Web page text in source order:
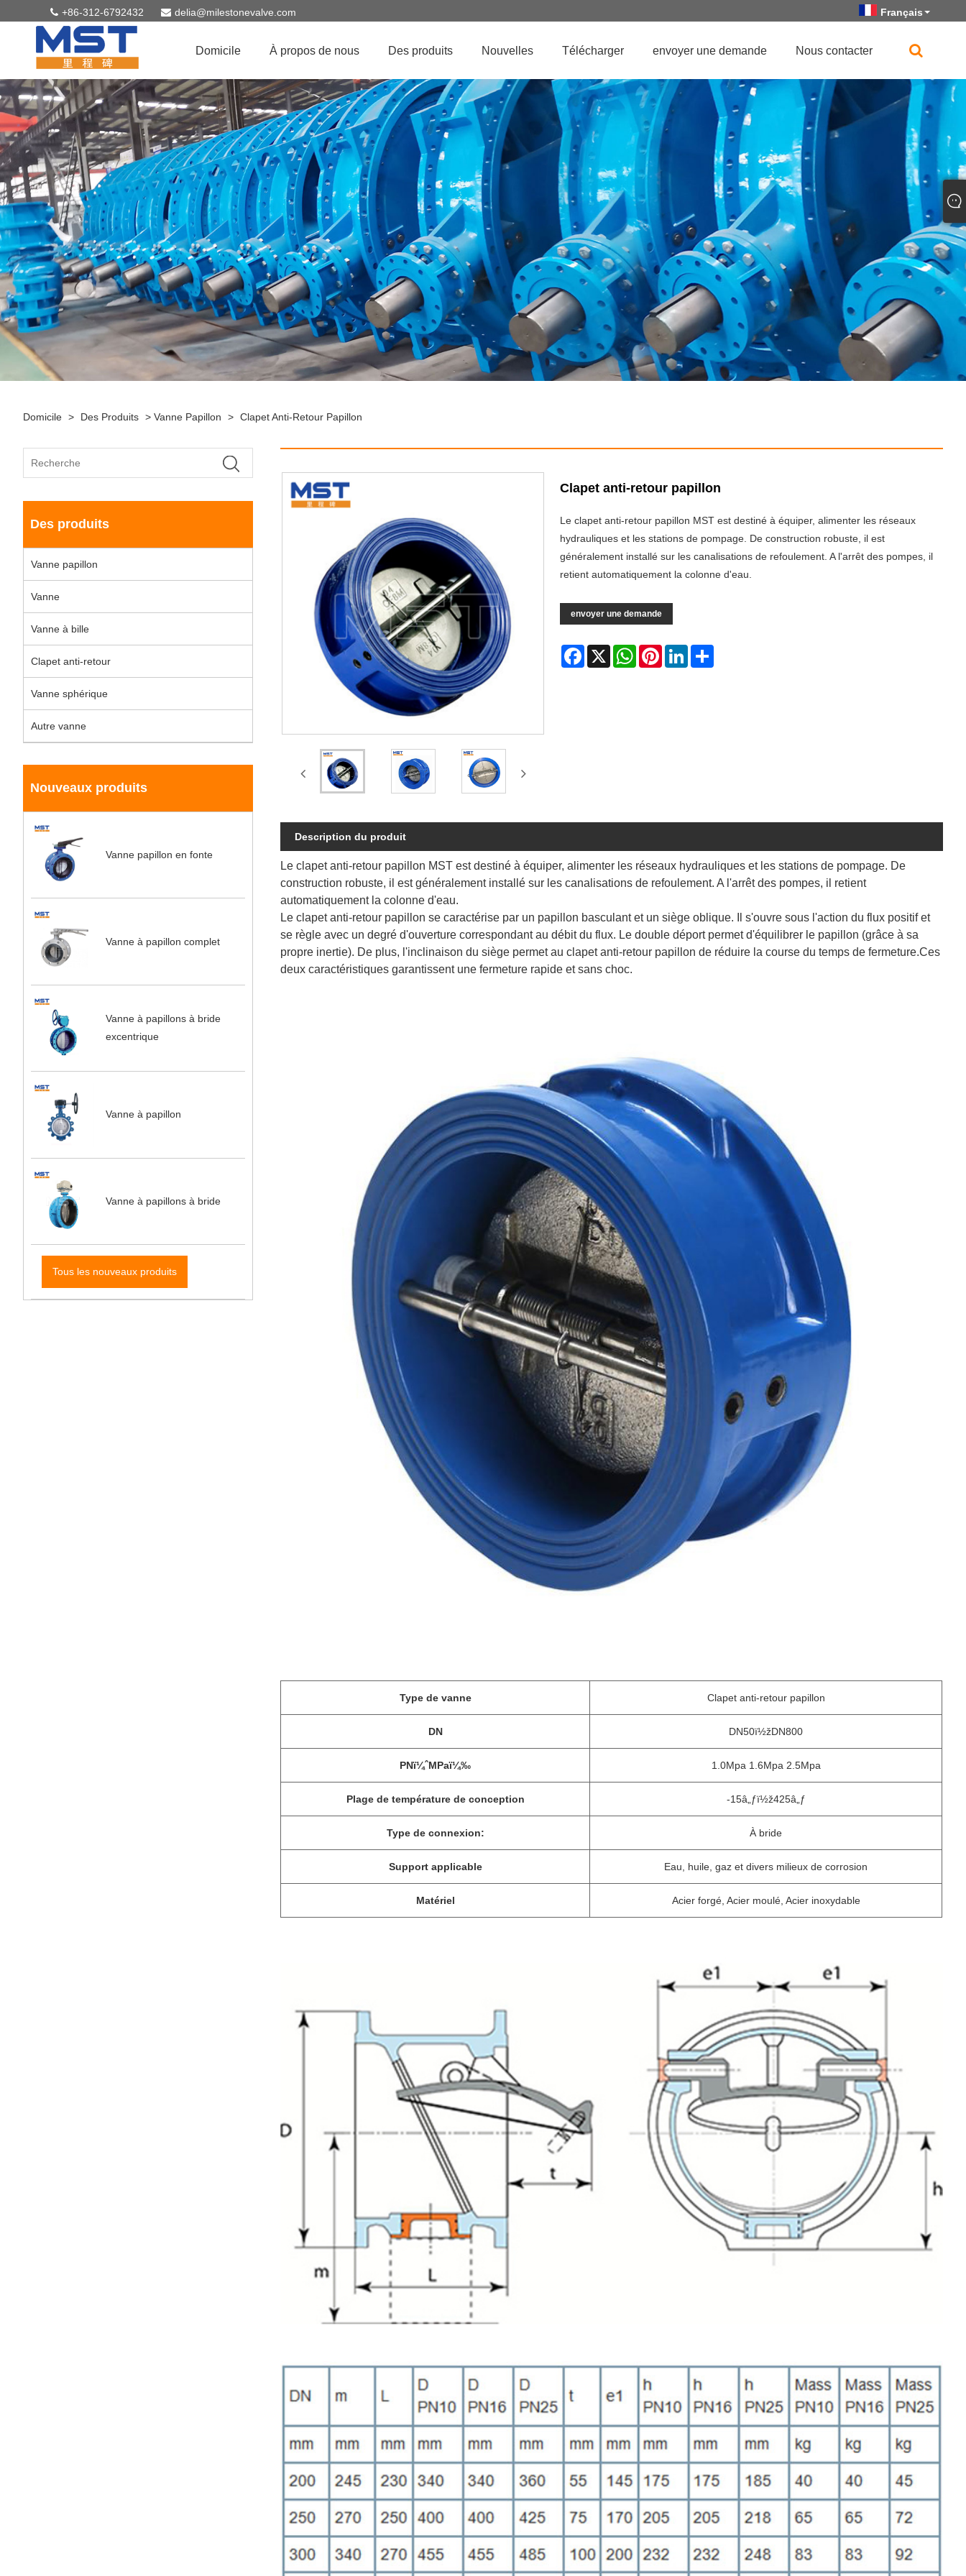
+86-312-6792432 delia@milestonevalve.com Français
Domicile À propos de nous Des produits Nouvelles Télécharger envoyer une demande Nous contacter
Domicile > Des Produits > Vanne Papillon > Clapet Anti-Retour Papillon
Des produits
Vanne papillon
Vanne
Vanne à bille
Clapet anti-retour
Vanne sphérique
Autre vanne
Nouveaux produits
Vanne papillon en fonte
Vanne à papillon complet
Vanne à papillons à bride
excentrique
Vanne à papillon
Vanne à papillons à bride
Tous les nouveaux produits
Clapet anti-retour papillon
Le clapet anti-retour papillon MST est destiné à équiper, alimenter les réseaux
hydrauliques et les stations de pompage. De construction robuste, il est
généralement installé sur les canalisations de refoulement. A l'arrêt des pompes, il
retient automatiquement la colonne d'eau.
envoyer une demande
Facebook
X WhatsAppPinterestLinkedIn
Description du produit
Le clapet anti-retour papillon MST est destiné à équiper, alimenter les réseaux hydrauliques et les stations de pompage. De
construction robuste, il est généralement installé sur les canalisations de refoulement. A l'arrêt des pompes, il retient
automatiquement la colonne d'eau.
Le clapet anti-retour papillon se caractérise par un papillon basculant et un siège oblique. Il s'ouvre sous l'action du flux positif et
se règle avec un degré d'ouverture correspondant au débit du flux. Le double déport permet d'équilibrer le papillon (grâce à sa
propre inertie). De plus, l'inclinaison du siège permet au clapet anti-retour papillon de réduire la course du temps de fermeture.Ces
deux caractéristiques garantissent une fermeture rapide et sans choc.
Type de vanne Clapet anti-retour papillon
DN DN50ï½žDN800
PNï¼ˆMPaï¼‰ 1.0Mpa 1.6Mpa 2.5Mpa
Plage de température de conception -15â„ƒï½ž425â„ƒ
Type de connexion: À bride
Support applicable Eau, huile, gaz et divers milieux de corrosion
Matériel Acier forgé, Acier moulé, Acier inoxydable